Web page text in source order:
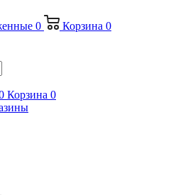
0 Корзина 0
Корзина 0